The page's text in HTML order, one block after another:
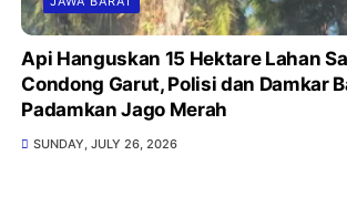
Api Hanguskan 15 Hektare Lahan
Condong Garut, Polisi dan Damkar
Padamkan Jago Merah
SUNDAY, JULY 26, 2026